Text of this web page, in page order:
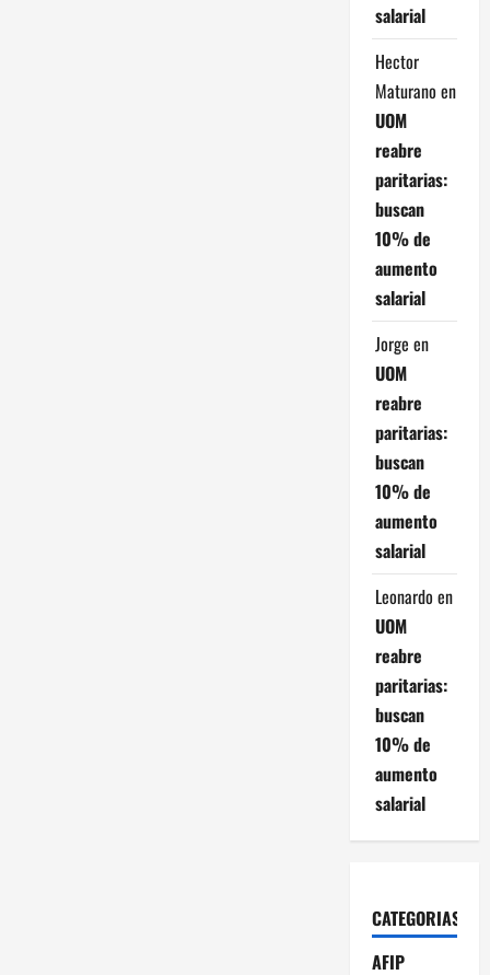
salarial
Hector
Maturano en
UOM
reabre
paritarias:
buscan
10% de
aumento
salarial
Jorge en
UOM
reabre
paritarias:
buscan
10% de
aumento
salarial
Leonardo en
UOM
reabre
paritarias:
buscan
10% de
aumento
salarial
CATEGORIAS
AFIP